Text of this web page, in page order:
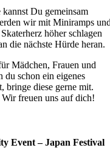
Du gemeinsam
wir mit Miniramps
höher schlagen
die nächste Hürde heran.
Mädchen, Frauen und
schon ein eigenes
bringe diese gerne mit.
freuen uns auf dich!
Event – Japan Festival